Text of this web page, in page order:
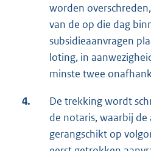
worden
van de op die dag
subsidieaanvragen
loting, in
minste twee
4.
De trekking wordt
de notaris, waarbij
gerangschikt op